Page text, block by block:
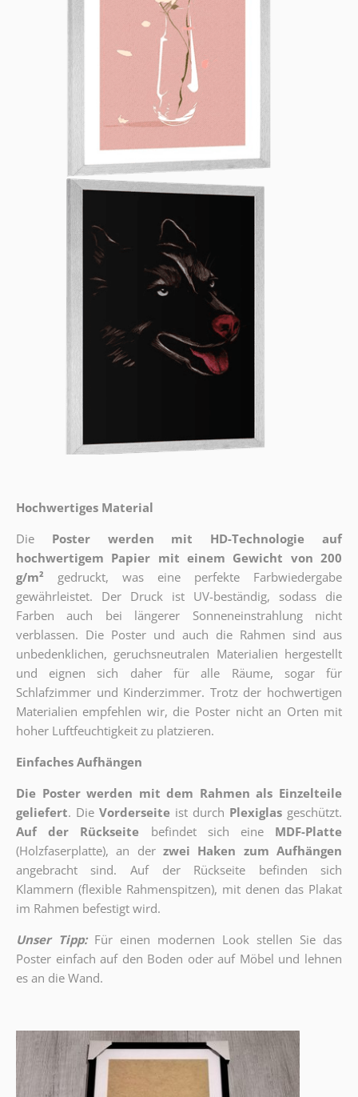
Hochwertiges Material
Die
Poster werden mit HD-Technologie auf
hochwertigem Papier mit einem Gewicht von 200
g/m²
gedruckt, was eine perfekte Farbwiedergabe
gewährleistet. Der Druck ist UV-beständig, sodass die
Farben auch bei längerer Sonneneinstrahlung nicht
verblassen. Die Poster und auch die Rahmen sind aus
unbedenklichen, geruchsneutralen Materialien hergestellt
und eignen sich daher für alle Räume, sogar für
Schlafzimmer und Kinderzimmer. Trotz der hochwertigen
Materialien empfehlen wir, die Poster nicht an Orten mit
hoher Luftfeuchtigkeit zu platzieren.
Einfaches Aufhängen
Die Poster werden mit dem Rahmen als Einzelteile
geliefert. Die Vorderseite ist durch Plexiglas geschützt.
Auf der Rückseite
befindet sich eine
MDF-Platte
(Holzfaserplatte), an der zwei Haken zum Aufhängen
angebracht sind.
Auf der Rückseite befinden sich
Klammern (flexible Rahmenspitzen), mit denen das Plakat
im Rahmen befestigt wird.
Unser Tipp: Für einen modernen Look stellen Sie das
Poster einfach auf den Boden oder auf Möbel und lehnen
es an die Wand.